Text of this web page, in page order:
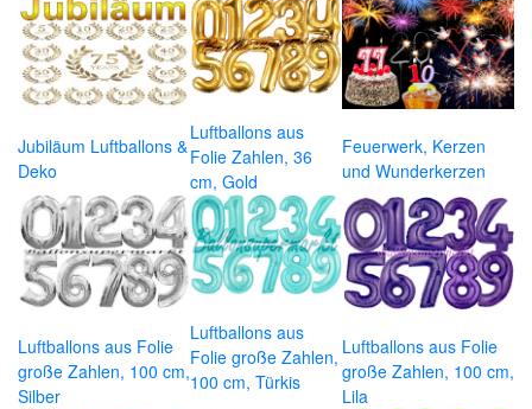
Jubiläum Luftballons &
Deko
Luftballons aus
Folie Zahlen, 36
cm, Gold
Feuerwerk, Kerzen
und Wunderkerzen
Luftballons aus Folie
große Zahlen, 100 cm,
Silber
Luftballons aus
Folie große Zahlen,
100 cm, Türkis
Luftballons aus Folie
große Zahlen, 100 cm,
Lila